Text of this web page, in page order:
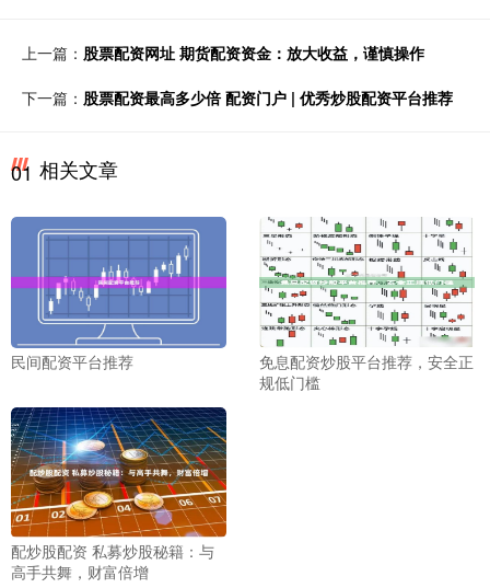
上一篇： 股票配资网址 期货配资资金：放大收益，谨慎操作
下一篇： 股票配资最高多少倍 配资门户 | 优秀炒股配资平台推荐
01 相关文章
民间配资平台推荐
免息配资炒股平台推荐，安全正
规低门槛
配炒股配资 私募炒股秘籍：与
高手共舞，财富倍增